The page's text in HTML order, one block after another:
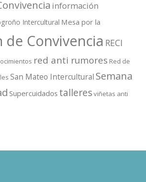
información
Intercultural Mesa por la
de Convivencia RECI
red anti rumores Red de
San Mateo Intercultural Semana
Supercuidados talleresviñetas anti